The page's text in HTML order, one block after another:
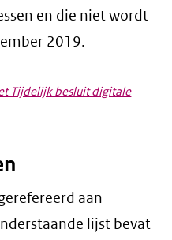
en die niet wordt
2019.
Tijdelijk besluit digitale
aan
lijst bevat